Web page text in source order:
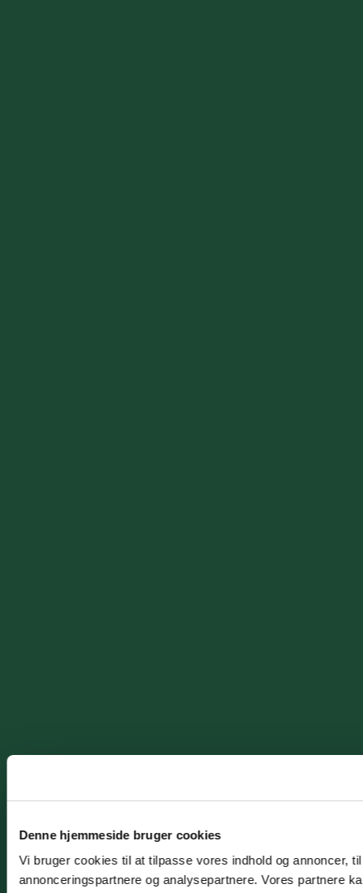
Denne hjemmeside bruger cookies
Vi bruger cookies til at tilpasse vores indhold og annoncer,
annonceringspartnere og analysepartnere. Vores partnere